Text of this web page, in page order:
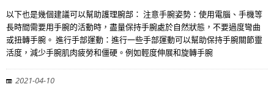
以下也是幾個建議可以幫助護理腕部： 注意手腕姿勢：使用電腦、手機等
長時間需要用手腕的活動時，盡量保持手腕處於自然狀態，不要過度彎曲
或扭轉手腕。 進行手部運動：進行一些手部運動可以幫助保持手腕關節靈
活度，減少手腕肌肉疲勞和僵硬。例如輕度伸展和旋轉手腕
2021-04-10